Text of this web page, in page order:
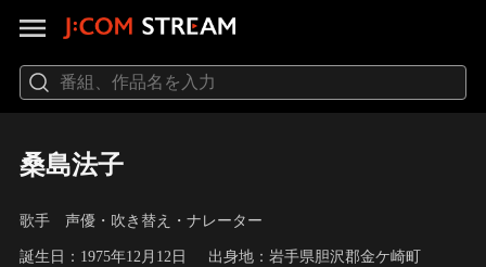
桑島法子
歌手 声優・吹き替え・ナレーター
誕生日：1975年12月12日 出身地：岩手県胆沢郡金ケ崎町